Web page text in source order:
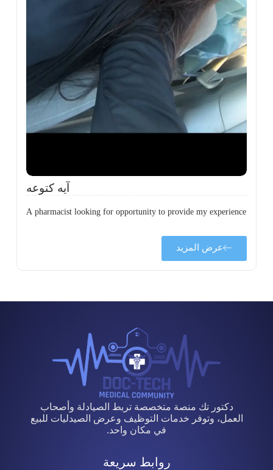
آيه كتوعه
A pharmacist looking for opportunity to provide my experience
عرض المزيد
دكتور تك منصة متخصصة تربط الصيادلة وأصحاب
العمل، وتوفر خدمات التوظيف وعرض الصيدليات للبيع
في مكان واحد.
روابط سريعة